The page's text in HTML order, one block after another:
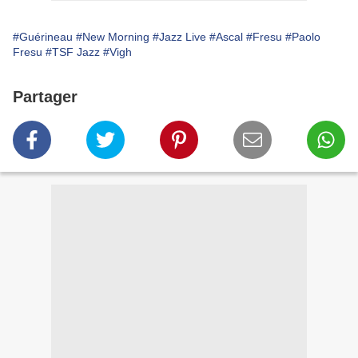
#Guérineau #New Morning #Jazz Live #Ascal #Fresu #Paolo
Fresu #TSF Jazz #Vigh
Partager